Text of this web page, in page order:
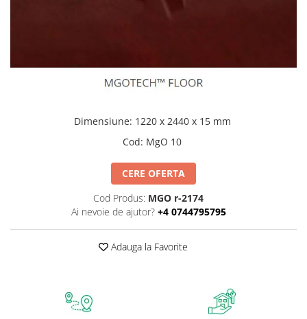
Agro & zootehnieDimensiune: 1220 x 2440 x 15 mm
Cod: MgO 10
CERE OFERTA
Cod Produs: MGO r-2174
Ai nevoie de ajutor? +4 0744795795
Adauga la Favorite